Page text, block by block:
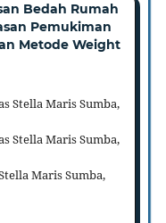
Bedah Rumah
Pemukiman
Metode Weight
Stella Maris Sumba,
Stella Maris Sumba,
Maris Sumba,